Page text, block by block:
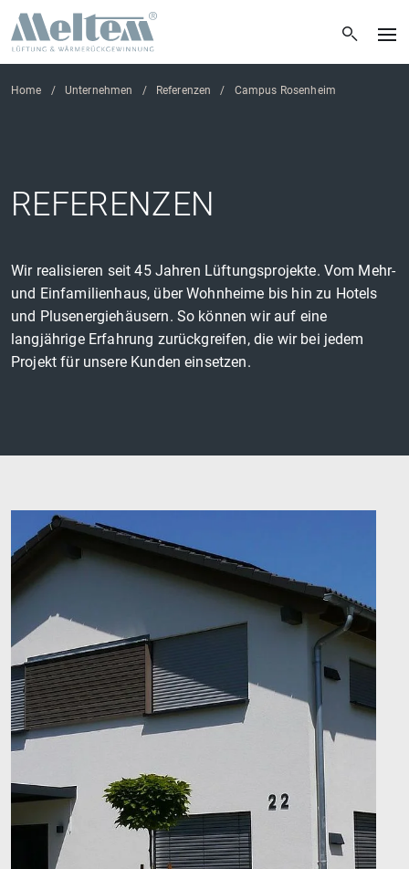
Home Unternehmen Referenzen Campus Rosenheim
REFERENZEN
Wir realisieren seit 45 Jahren Lüftungsprojekte. Vom Mehr-
und Einfamilienhaus, über Wohnheime bis hin zu Hotels
und Plusenergiehäusern. So können wir auf eine
langjährige Erfahrung zurückgreifen, die wir bei jedem
Projekt für unsere Kunden einsetzen.